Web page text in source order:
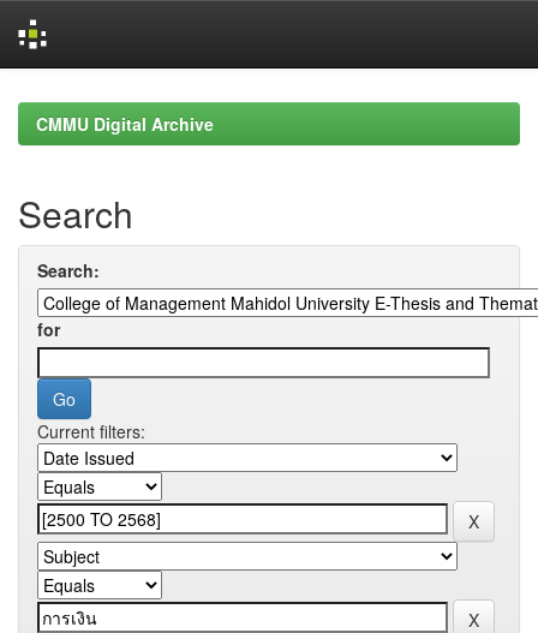
navigationCMMU Digital Archive
Search
Search:
for
Current filters: